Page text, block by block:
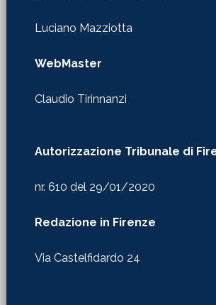
Luciano Mazziotta
WebMaster
Claudio Tirinnanzi
Autorizzazione Tribunale di
nr. 610 del 29/01/2020
Redazione in Firenze
Via Castelfidardo 24